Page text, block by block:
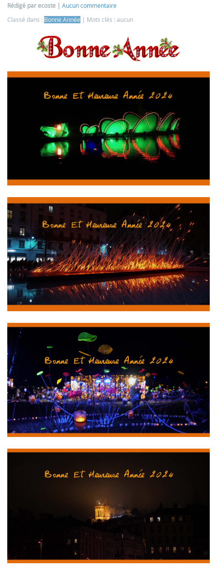
Rédigé par ecoste
Aucun commentaire
Classé dans : Bonne Année Mots clés : aucun